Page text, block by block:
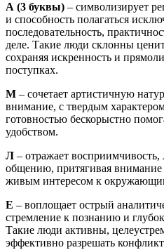
А (3 буквы) – символизирует
и способность полагаться
последовательность,
деле. Такие люди склонны
сохраняя искренность и
поступках.
М – сочетает артистичную
внимание, с твердым
готовностью бескорыстно
удобством.
Л – отражает восприимчивость,
общению, притягивая
живым интересом к
Е – воплощает острый
стремление к познанию и
Такие люди активны,
эффективно разрешать